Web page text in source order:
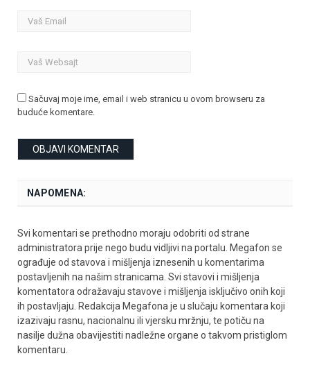
Sačuvaj moje ime, email i web stranicu u ovom browseru za
buduće komentare.
NAPOMENA:
Svi komentari se prethodno moraju odobriti od strane
administratora prije nego budu vidljivi na portalu. Megafon se
ograđuje od stavova i mišljenja iznesenih u komentarima
postavljenih na našim stranicama. Svi stavovi i mišljenja
komentatora odražavaju stavove i mišljenja isključivo onih koji
ih postavljaju. Redakcija Megafona je u slučaju komentara koji
izazivaju rasnu, nacionalnu ili vjersku mržnju, te potiču na
nasilje dužna obavijestiti nadležne organe o takvom pristiglom
komentaru.